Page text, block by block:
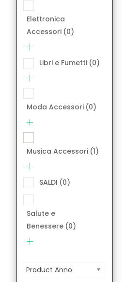
Elettronica
Accessori (0)
Libri e Fumetti (0)
Moda Accessori (0)
Musica Accessori (1)
SALDI (0)
Salute e
Benessere (0)
Product Anno